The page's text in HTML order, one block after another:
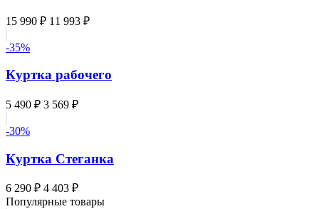
15 990 ₽ 11 993 ₽
-35%
Куртка рабочего
5 490 ₽ 3 569 ₽
-30%
Куртка Стеганка
6 290 ₽ 4 403 ₽
Популярные товары